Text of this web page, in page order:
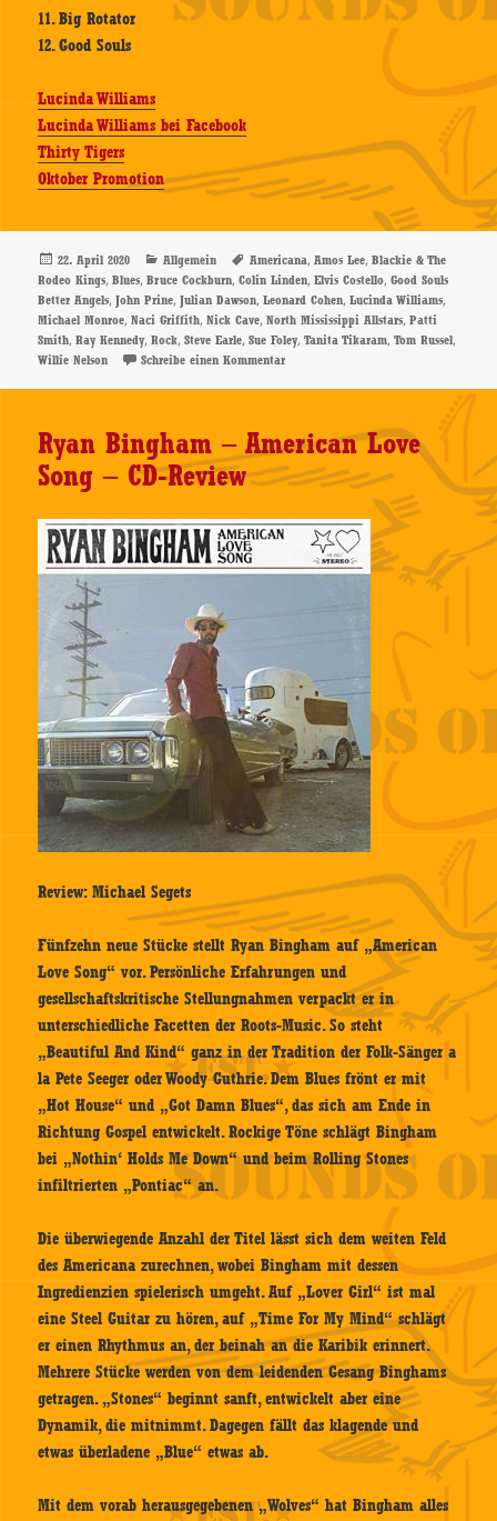
11. Big Rotator
12. Good Souls
Lucinda Williams
Lucinda Williams bei Facebook
Thirty Tigers
Oktober Promotion
Veröffentlicht
am
22. April 2020 Kategorien
Allgemein Schlagwörter
Americana,Amos Lee,Blackie & The
Rodeo Kings,Blues,Bruce Cockburn,Colin Linden,Elvis Costello,Good Souls
Better Angels,John Prine,Julian Dawson,Leonard Cohen,Lucinda Williams,
Michael Monroe,Naci Griffith,Nick Cave,North Mississippi Allstars,Patti
Smith,Ray Kennedy,Rock,Steve Earle,Sue Foley,Tanita Tikaram,Tom Russel,
Willie Nelson Schreibe einen Kommentarzu Lucinda Williams – Good Souls
Ryan Bingham – American Love
Song – CD-Review
Review: Michael Segets
Fünfzehn neue Stücke stellt Ryan Bingham auf „American
Love Song“ vor. Persönliche Erfahrungen und
gesellschaftskritische Stellungnahmen verpackt er in
unterschiedliche Facetten der Roots-Music. So steht
„Beautiful And Kind“ ganz in der Tradition der Folk-Sänger a
la Pete Seeger oder Woody Guthrie. Dem Blues frönt er mit
„Hot House“ und „Got Damn Blues“, das sich am Ende in
Richtung Gospel entwickelt. Rockige Töne schlägt Bingham
bei „Nothin‘ Holds Me Down“ und beim Rolling Stones
infiltrierten „Pontiac“ an.
Die überwiegende Anzahl der Titel lässt sich dem weiten Feld
des Americana zurechnen, wobei Bingham mit dessen
Ingredienzien spielerisch umgeht. Auf „Lover Girl“ ist mal
eine Steel Guitar zu hören, auf „Time For My Mind“ schlägt
er einen Rhythmus an, der beinah an die Karibik erinnert.
Mehrere Stücke werden von dem leidenden Gesang Binghams
getragen. „Stones“ beginnt sanft, entwickelt aber eine
Dynamik, die mitnimmt. Dagegen fällt das klagende und
etwas überladene „Blue“ etwas ab.
Mit dem vorab herausgegebenen „Wolves“ hat Bingham alles